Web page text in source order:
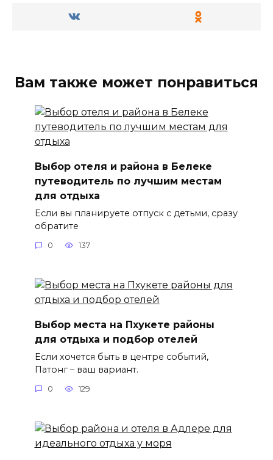
Вам также может понравиться
Выбор отеля и района в Белеке
путеводитель по лучшим местам
для отдыха
Если вы планируете отпуск с детьми, сразу
обратите
0 137
Выбор места на Пхукете районы
для отдыха и подбор отелей
Если хочется быть в центре событий,
Патонг – ваш вариант.
0 129